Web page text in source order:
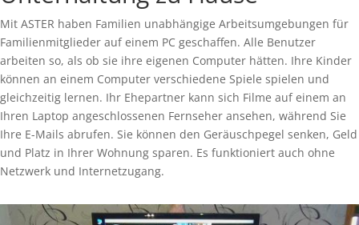
Mit ASTER haben Familien unabhängige Arbeitsumgebungen für
Familienmitglieder auf einem PC geschaffen. Alle Benutzer
arbeiten so, als ob sie ihre eigenen Computer hätten. Ihre Kinder
können an einem Computer verschiedene Spiele spielen und
gleichzeitig lernen. Ihr Ehepartner kann sich Filme auf einem an
Ihren Laptop angeschlossenen Fernseher ansehen, während Sie
Ihre E-Mails abrufen. Sie können den Geräuschpegel senken, Geld
und Platz in Ihrer Wohnung sparen. Es funktioniert auch ohne
Netzwerk und Internetzugang.